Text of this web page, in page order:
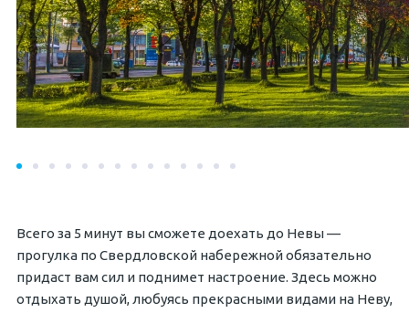
Всего за 5 минут вы сможете доехать до Невы —
прогулка по Свердловской набережной обязательно
придаст вам сил и поднимет настроение. Здесь можно
отдыхать душой, любуясь прекрасными видами на Неву,